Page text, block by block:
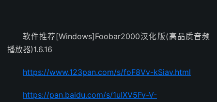
软件推荐[Windows]Foobar2000汉化版(高品质音频
播放器)1.6.16
https://www.123pan.com/s/foF8Vv-kSiav.html
https://pan.baidu.com/s/1uIXV5Fv-V-